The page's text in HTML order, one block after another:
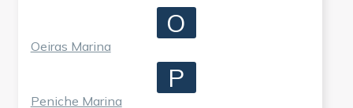
O
Oeiras Marina
P
Peniche Marina